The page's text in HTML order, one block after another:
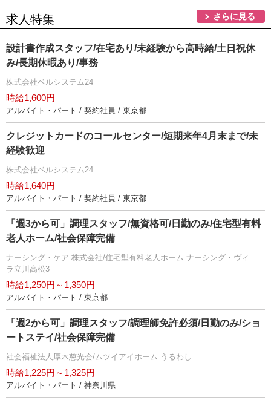
求人特集 さらに見る
設計書作成スタッフ/在宅あり/未経験から高時給/土日祝休
み/長期休暇あり/事務
株式会社ベルシステム24
時給1,600円
アルバイト・パート / 契約社員 / 東京都
クレジットカードのコールセンター/短期来年4月末まで/未
経験歓迎
株式会社ベルシステム24
時給1,640円
アルバイト・パート / 契約社員 / 東京都
「週3から可」調理スタッフ/無資格可/日勤のみ/住宅型有料
老人ホーム/社会保障完備
ナーシング・ケア 株式会社/住宅型有料老人ホーム ナーシング・ヴィ
ラ立川高松3
時給1,250円～1,350円
アルバイト・パート / 東京都
「週2から可」調理スタッフ/調理師免許必須/日勤のみ/ショ
ートステイ/社会保障完備
社会福祉法人厚木慈光会/ムツイアイホーム うるわし
時給1,225円～1,325円
アルバイト・パート / 神奈川県